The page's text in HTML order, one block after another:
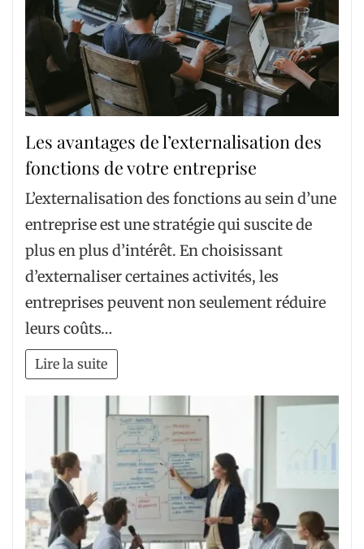
Les avantages de l’externalisation des
fonctions de votre entreprise
L’externalisation des fonctions au sein d’une
entreprise est une stratégie qui suscite de
plus en plus d’intérêt. En choisissant
d’externaliser certaines activités, les
entreprises peuvent non seulement réduire
leurs coûts…
Lire la suite